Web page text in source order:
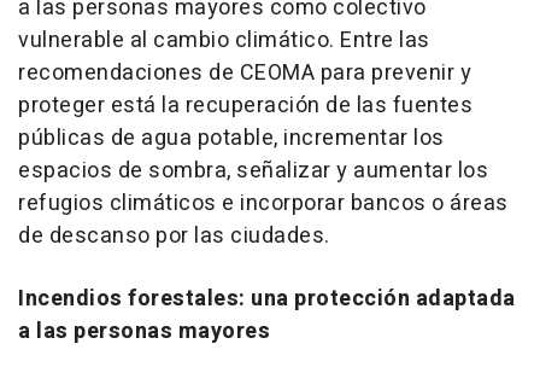
a las personas mayores como colectivo
vulnerable al cambio climático. Entre las
recomendaciones de CEOMA para prevenir y
proteger está la recuperación de las fuentes
públicas de agua potable, incrementar los
espacios de sombra, señalizar y aumentar los
refugios climáticos e incorporar bancos o áreas
de descanso por las ciudades.
Incendios forestales: una protección adaptada
a las personas mayores